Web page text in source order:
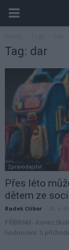
Tag: dar
Zpravodajství
Přes léto
dětem ze
Radek Ctibor
PŘÍBRAM - Konec
hodnocení. S